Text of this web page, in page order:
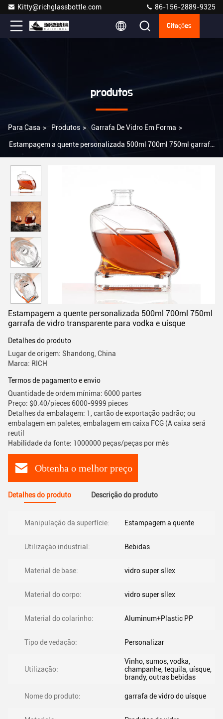
Kitty@richglassbottle.com 86-156-2889-9325
Citações
produtos
Para Casa > Produtos > Garrafa De Vidro Em Forma >
Estampagem a quente personalizada 500ml 700ml 750ml garrafa
Estampagem a quente personalizada 500ml 700ml 750ml
garrafa de vidro transparente para vodka e uísque
Detalhes do produto
Lugar de origem: Shandong, China
Marca: RICH
Termos de pagamento e envio
Quantidade de ordem mínima: 6000 partes
Preço: $0.40/pieces 6000-9999 pieces
Detalhes da embalagem: 1, cartão de exportação padrão; ou
embalagem em paletes, embalagem em caixa FCG (A caixa será
reutil
Habilidade da fonte: 1000000 peças/peças por mês
Obtenha o melhor preço
Detalhes do produto Descrição do produto
Manipulação da superfície: Estampagem a quente
Utilização industrial: Bebidas
Material de base: vidro super sílex
Material do corpo: vidro super sílex
Material do colarinho: Aluminum+Plastic PP
Tipo de vedação: Personalizar
Utilização:
Vinho, sumos, vodka,
champanhe, tequila, uísque,
brandy, outras bebidas
Nome do produto: garrafa de vidro do uísque